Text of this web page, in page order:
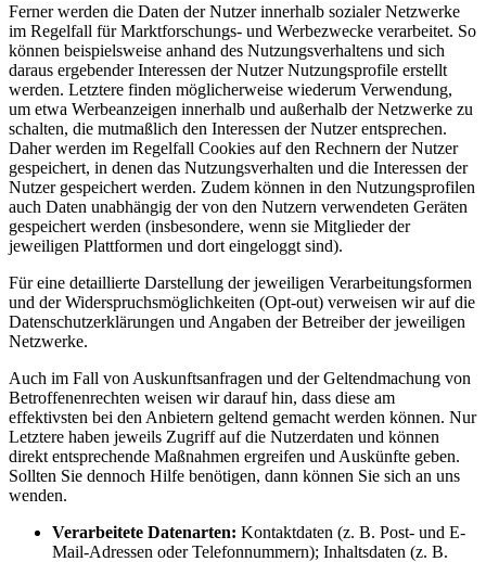
Ferner werden die Daten der Nutzer innerhalb sozialer Netzwerke
im Regelfall für Marktforschungs- und Werbezwecke verarbeitet. So
können beispielsweise anhand des Nutzungsverhaltens und sich
daraus ergebender Interessen der Nutzer Nutzungsprofile erstellt
werden. Letztere finden möglicherweise wiederum Verwendung,
um etwa Werbeanzeigen innerhalb und außerhalb der Netzwerke zu
schalten, die mutmaßlich den Interessen der Nutzer entsprechen.
Daher werden im Regelfall Cookies auf den Rechnern der Nutzer
gespeichert, in denen das Nutzungsverhalten und die Interessen der
Nutzer gespeichert werden. Zudem können in den Nutzungsprofilen
auch Daten unabhängig der von den Nutzern verwendeten Geräten
gespeichert werden (insbesondere, wenn sie Mitglieder der
jeweiligen Plattformen und dort eingeloggt sind).
Für eine detaillierte Darstellung der jeweiligen Verarbeitungsformen
und der Widerspruchsmöglichkeiten (Opt-out) verweisen wir auf die
Datenschutzerklärungen und Angaben der Betreiber der jeweiligen
Netzwerke.
Auch im Fall von Auskunftsanfragen und der Geltendmachung von
Betroffenenrechten weisen wir darauf hin, dass diese am
effektivsten bei den Anbietern geltend gemacht werden können. Nur
Letztere haben jeweils Zugriff auf die Nutzerdaten und können
direkt entsprechende Maßnahmen ergreifen und Auskünfte geben.
Sollten Sie dennoch Hilfe benötigen, dann können Sie sich an uns
wenden.
Verarbeitete Datenarten: Kontaktdaten (z. B. Post- und E-
Mail-Adressen oder Telefonnummern); Inhaltsdaten (z. B.